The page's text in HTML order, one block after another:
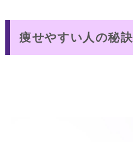
痩せやすい人の秘訣